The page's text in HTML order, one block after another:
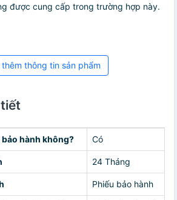
được cung cấp trong trường hợp này.
thêm thông tin sản phẩm
hành không? Có
24 Tháng
Phiếu bảo hành